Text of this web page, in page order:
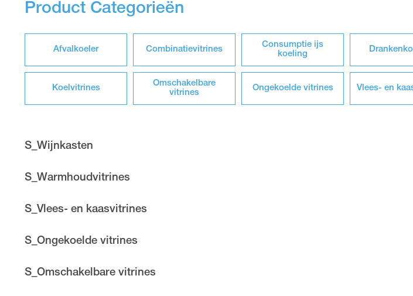
Product Categorieën
Afvalkoeler Combinatievitrines
Consumptie ijs
koeling
Koelvitrines
Omschakelbare
vitrines
Ongekoelde vitrines Vlees- en
S_Wijnkasten
S_Warmhoudvitrines
S_Vlees- en kaasvitrines
S_Ongekoelde vitrines
S_Omschakelbare vitrines